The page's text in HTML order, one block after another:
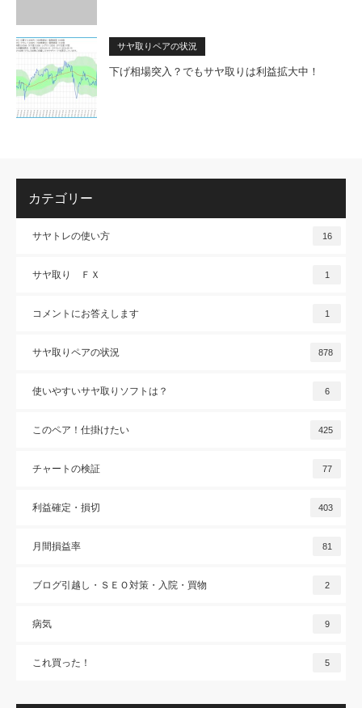
サヤ取りペアの状況
下げ相場突入？でもサヤ取りは利益拡大中！
カテゴリー
サヤトレの使い方 16
サヤ取り ＦＸ 1
コメントにお答えします 1
サヤ取りペアの状況 878
使いやすいサヤ取りソフトは？ 6
このペア！仕掛けたい 425
チャートの検証 77
利益確定・損切 403
月間損益率 81
ブログ引越し・ＳＥＯ対策・入院・買物 2
病気 9
これ買った！ 5